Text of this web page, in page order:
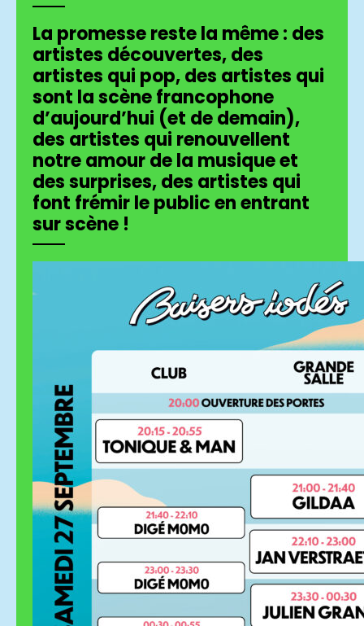
La promesse reste la même : des
artistes découvertes, des
artistes qui pop, des artistes qui
sont la scène francophone
d’aujourd’hui (et de demain),
des artistes qui renouvellent
notre amour de la musique et
des surprises, des artistes qui
font frémir le public en entrant
sur scène !